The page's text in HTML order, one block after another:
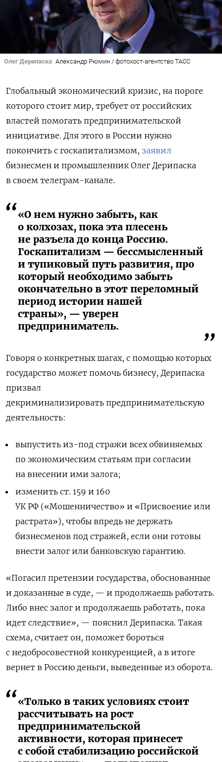
Олег Дерипаска Александр Рюмин / фотохост-агентство ТАСС
Глобальный экономический кризис, на пороге
которого стоит мир, требует от российских
властей помогать предпринимательской
инициативе. Для этого в России нужно
покончить с госкапитализмом, заявил
бизнесмен и промышленник Олег Дерипаска
в своем телеграм-канале.
«О нем нужно забыть, как
о колхозах, пока эта плесень
не разъела до конца Россию.
Госкапитализм — бессмысленный
и тупиковый путь развития, про
который необходимо забыть
окончательно в этот переломный
период истории нашей
страны», — уверен
предприниматель.
Говоря о конкретных шагах, с помощью которых
государство может помочь бизнесу, Дерипаска
призвал
декриминализировать предпринимательскую
деятельность:
выпустить из-под стражи всех обвиняемых
по экономическим статьям при согласии
на внесении ими залога;
изменить ст. 159 и 160
УК РФ («Мошенничество» и «Присвоение или
растрата»), чтобы впредь не держать
бизнесменов под стражей, если они готовы
внести залог или банковскую гарантию.
«Погасил претензии государства, обоснованные
и доказанные в суде, — и продолжаешь работать.
Либо внес залог и продолжаешь работать, пока
идет следствие», — пояснил Дерипаска. Такая
схема, считает он, поможет бороться
с недобросовестной конкуренцией, а в итоге
вернет в Россию деньги, выведенные из оборота.
«Только в таких условиях стоит
рассчитывать на рост
предпринимательской
активности, которая принесет
с собой стабилизацию российской